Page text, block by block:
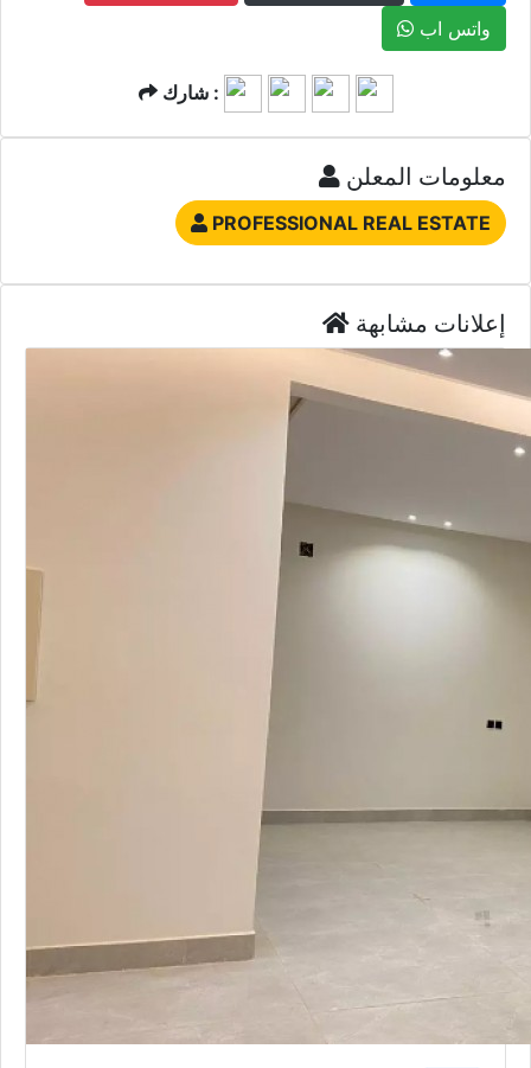
واتس اب
شارك :
معلومات المعلن
PROFESSIONAL REAL ESTATE
إعلانات مشابهة